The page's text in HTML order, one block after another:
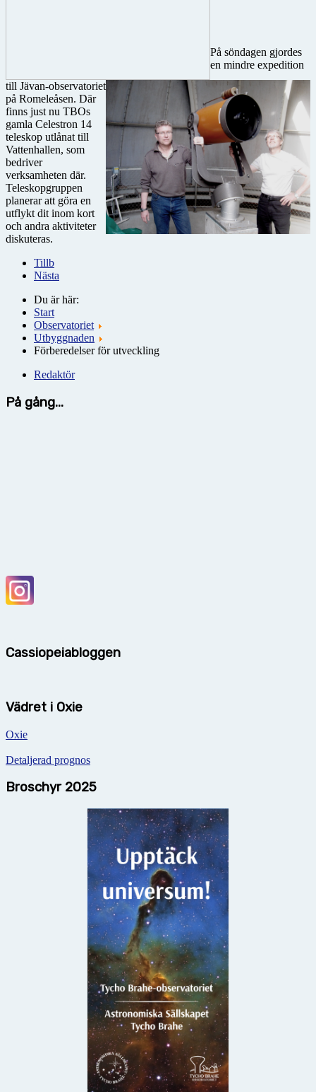
På söndagen gjordes
en mindre expedition
till Jävan-observatoriet
på Romeleåsen. Där
finns just nu TBOs
gamla Celestron 14
teleskop utlånat till
Vattenhallen, som
bedriver
verksamheten där.
Teleskopgruppen
planerar att göra en
utflykt dit inom kort
och andra aktiviteter
diskuteras.
Tillb
Nästa
Du är här:
Start
Observatoriet
Utbyggnaden
Förberedelser för utveckling
Redaktör
På gång...
Cassiopeiabloggen
Vädret i Oxie
Oxie
Detaljerad prognos
Broschyr 2025